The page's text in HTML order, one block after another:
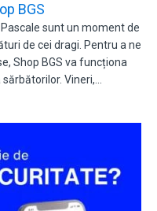
BGS
sunt un moment de
de cei dragi. Pentru a ne
Shop BGS va funcționa
Vineri,…